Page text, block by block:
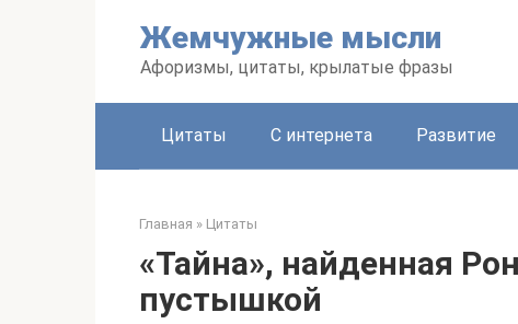
Жемчужные мысли
Афоризмы, цитаты, крылатые фразы
Цитаты С интернета Развитие
Главная » Цитаты
«Тайна», найденная
пустышкой